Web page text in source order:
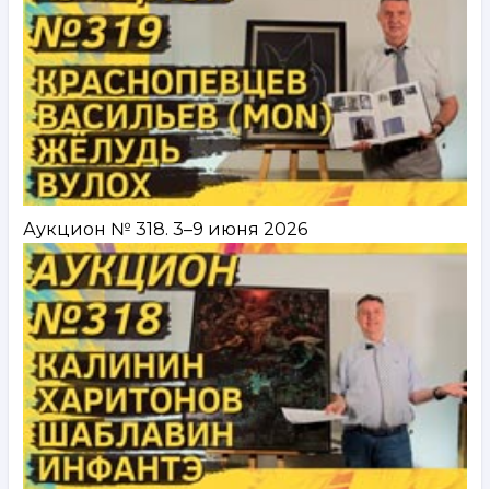
Аукцион № 318. 3–9 июня 2026